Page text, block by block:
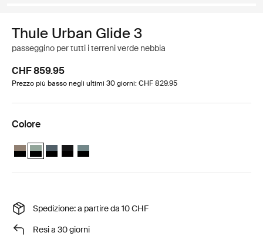
Thule Urban Glide 3
passeggino per tutti i terreni verde nebbia
CHF 859.95
Prezzo più basso negli ultimi 30 giorni: CHF 829.95
Colore
Thule Urban Glide 3 Tinted Taupe on Black
Thule Urban Glide 3 Verde nebbia su nero (selected)
Thule Urban Glide 3 Ardesia scura su nero
Thule Urban Glide 3 Nero su nero
Thule Urban Glide 3 Blu medio su nero
Spedizione: a partire da 10 CHF
Resi a 30 giorni